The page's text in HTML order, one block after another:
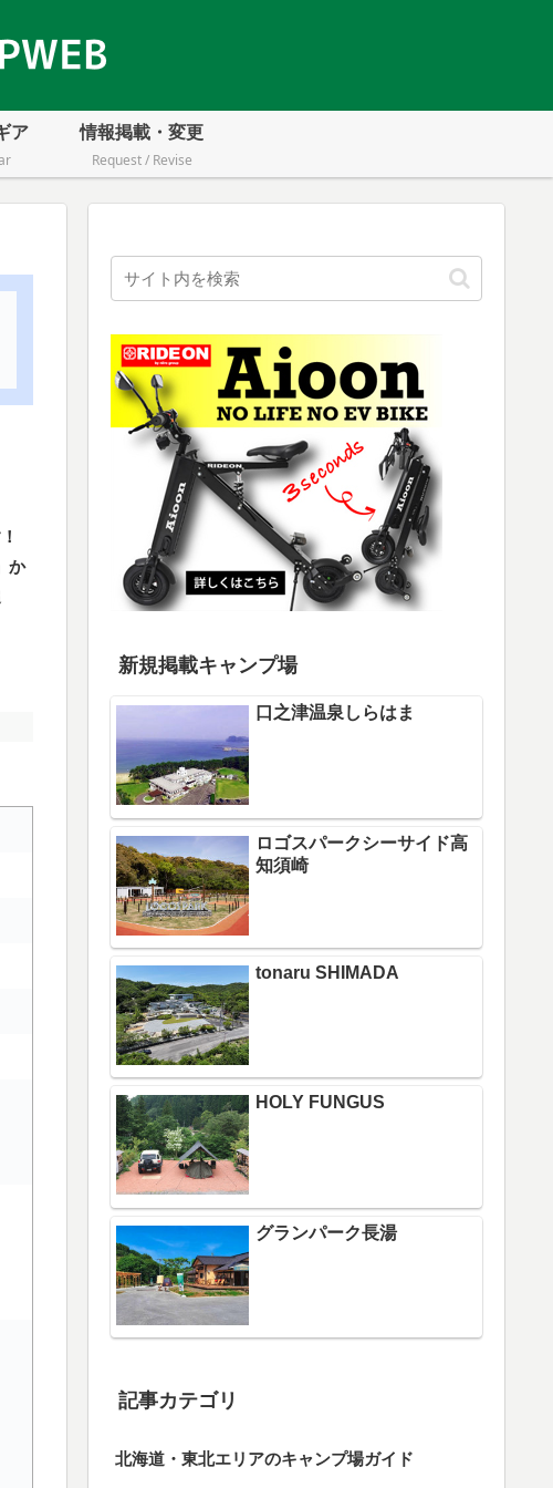
ア
情報掲載・変更
Request / Revise
か
新規掲載キャンプ場
口之津温泉しらはま
ロゴスパークシーサイド高
知須崎
tonaru SHIMADA
HOLY FUNGUS
グランパーク長湯
記事カテゴリ
北海道・東北エリアのキャンプ場ガイド